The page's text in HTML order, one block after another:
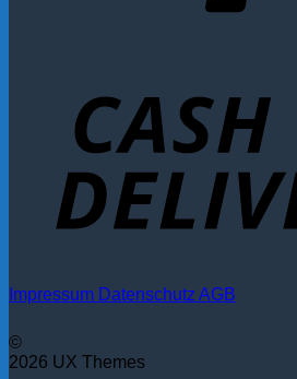
Impressum Datenschutz AGB
©
2026 UX Themes